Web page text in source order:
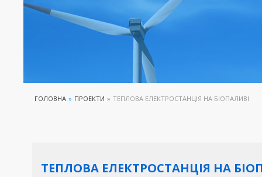
ГОЛОВНА » ПРОЕКТИ » ТЕПЛОВА ЕЛЕКТРОСТАНЦІЯ НА БІОПАЛИВІ
ТЕПЛОВА ЕЛЕКТРОСТАНЦІЯ НА